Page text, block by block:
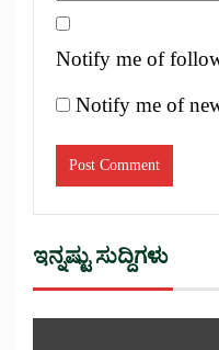
Notify me of
Notify me of
ಇನ್ನಷ್ಟು ಸುದ್ದಿಗಳು